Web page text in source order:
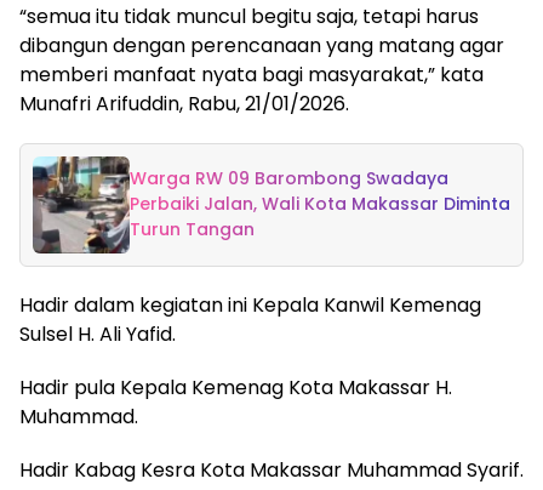
“semua itu tidak muncul begitu saja, tetapi harus
dibangun dengan perencanaan yang matang agar
memberi manfaat nyata bagi masyarakat,” kata
Munafri Arifuddin, Rabu, 21/01/2026.
Warga RW 09 Barombong Swadaya
Perbaiki Jalan, Wali Kota Makassar Diminta
Turun Tangan
Hadir dalam kegiatan ini Kepala Kanwil Kemenag
Sulsel H. Ali Yafid.
Hadir pula Kepala Kemenag Kota Makassar H.
Muhammad.
Hadir Kabag Kesra Kota Makassar Muhammad Syarif.